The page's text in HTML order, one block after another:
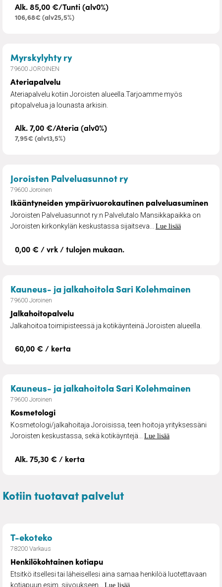
Alk. 85,00 €/Tunti (alv0%)
106,68€ (alv25,5%)
Myrskylyhty ry– Ateriapalvelu
79600 JOROINEN
Ateriapalvelu
Ateriapalvelu kotiin Joroisten alueella.Tarjoamme myös
pitopalvelua ja lounasta arkisin.
Alk. 7,00 €/Ateria (alv0%)
7,95€ (alv13,5%)
Joroisten Palveluasunnot ry– Ikääntyneiden
79600 Joroinen
Ikääntyneiden ympärivuorokautinen palveluasuminen
Joroisten Palveluasunnot ry:n Palvelutalo Mansikkapaikka on
Joroisten kirkonkylän keskustassa sijaitseva... Lue lisää
0,00 € / vrk / tulojen mukaan.
Kauneus- ja jalkahoitola Sari Kolehmainen
79600 Joroinen
Jalkahoitopalvelu
Jalkahoitoa toimipisteessä ja kotikäynteinä Joroisten alueella.
60,00 € / kerta
Kauneus- ja jalkahoitola Sari Kolehmainen
79600 Joroinen
Kosmetologi
Kosmetologi/jalkahoitaja Joroisissa, teen hoitoja yrityksessäni
Joroisten keskustassa, sekä kotikäyntejä... Lue lisää
Alk. 75,30 € / kerta
Kotiin tuotavat palvelut
T-ekoteko
78200 Varkaus
Henkilökohtainen kotiapu
Etsitkö itsellesi tai läheisellesi aina samaa henkilöä luotettavaan
kotiapuun esim. siivoukseen... Lue lisää